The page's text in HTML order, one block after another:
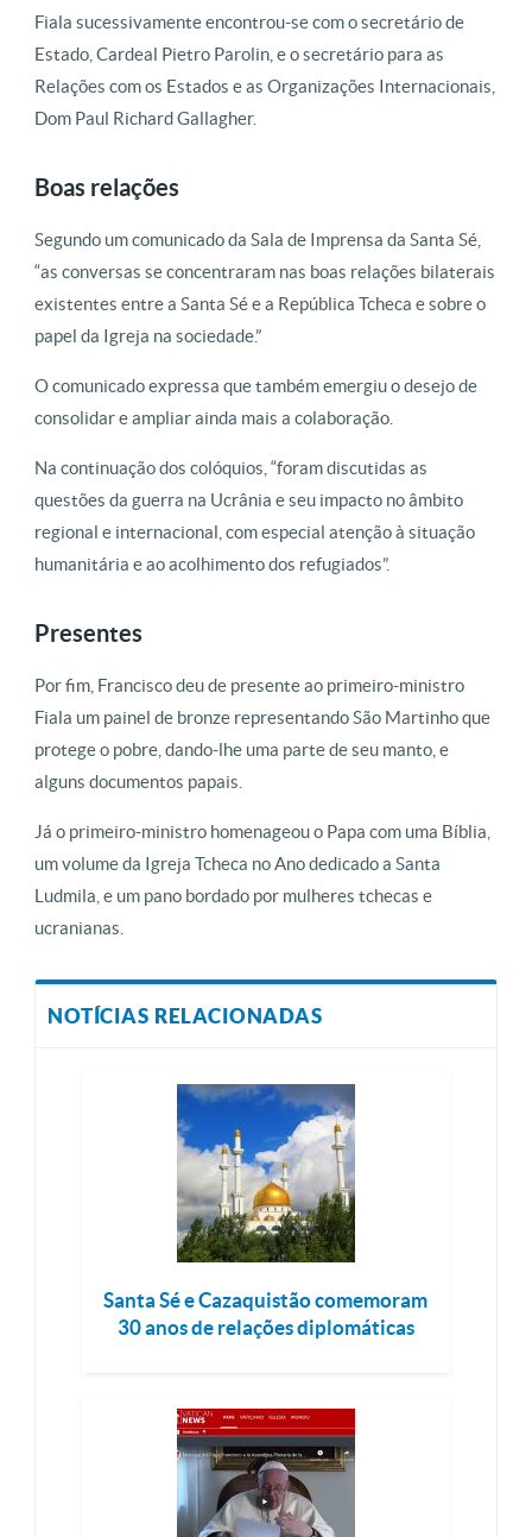
Fiala sucessivamente encontrou-se com o secretário de
Estado, Cardeal Pietro Parolin, e o secretário para as
Relações com os Estados e as Organizações Internacionais,
Dom Paul Richard Gallagher.
Boas relações
Segundo um comunicado da Sala de Imprensa da Santa Sé,
“as conversas se concentraram nas boas relações bilaterais
existentes entre a Santa Sé e a República Tcheca e sobre o
papel da Igreja na sociedade.”
O comunicado expressa que também emergiu o desejo de
consolidar e ampliar ainda mais a colaboração.
Na continuação dos colóquios, “foram discutidas as
questões da guerra na Ucrânia e seu impacto no âmbito
regional e internacional, com especial atenção à situação
humanitária e ao acolhimento dos refugiados”.
Presentes
Por fim, Francisco deu de presente ao primeiro-ministro
Fiala um painel de bronze representando São Martinho que
protege o pobre, dando-lhe uma parte de seu manto, e
alguns documentos papais.
Já o primeiro-ministro homenageou o Papa com uma Bíblia,
um volume da Igreja Tcheca no Ano dedicado a Santa
Ludmila, e um pano bordado por mulheres tchecas e
ucranianas.
NOTÍCIAS RELACIONADAS
Santa Sé e Cazaquistão comemoram
30 anos de relações diplomáticas